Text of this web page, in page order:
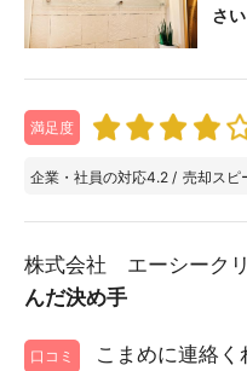
さい
満足度
企業・社員の対応4.2 / 売却スピ
株式会社 エーシーク
んだ決め手
口コミ
こまめに連絡